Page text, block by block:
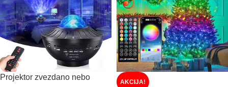
Projektor zvezdano nebo
AKCIJA!